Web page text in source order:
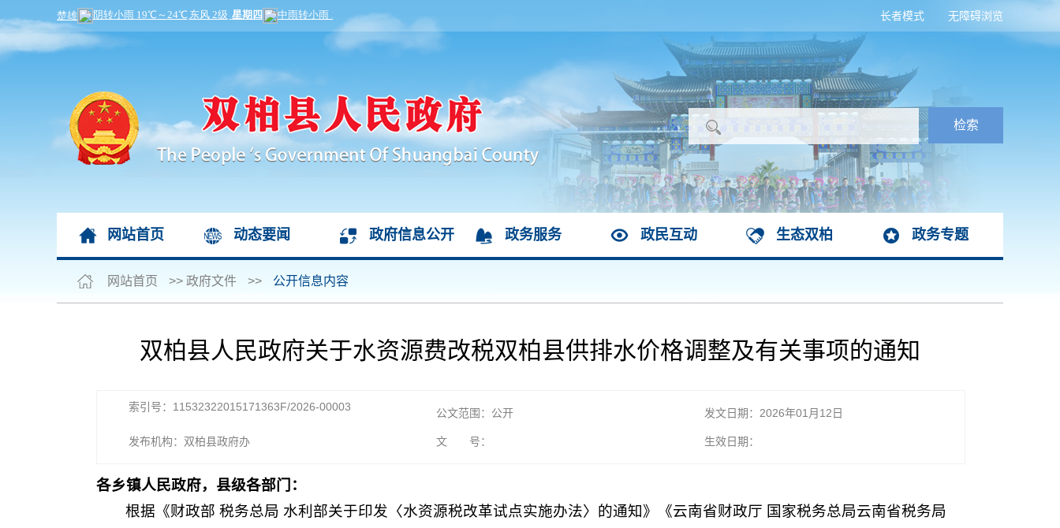
无障碍浏览
长者模式
网站首页 动态要闻 政府信息公开 政务服务 政民互动 生态双柏 政务专题
网站首页 >> 政府文件 >> 公开信息内容
双柏县人民政府关于水资源费改税双柏县供排水价格调整及有关事项的通知
索引号：11532322015171363F/2026-00003 公文范围：公开 发文日期：2026年01月12日
发布机构：双柏县政府办 文 号： 生效日期：
各乡镇人民政府，县级各部门：
根据《财政部 税务总局 水利部关于印发〈水资源税改革试点实施办法〉的通知》《云南省财政厅 国家税务总局云南省税务局